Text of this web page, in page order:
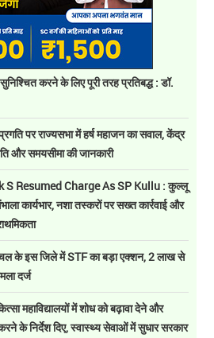
सुनिश्चित करने के लिए पूरी तरह प्रतिबद्ध : डॉ.
पर राज्यसभा में हर्ष महाजन का सवाल, केंद्र
और समयसीमा की जानकारी
Resumed Charge As SP Kullu : कुल्लू
कार्यभार, नशा तस्करों पर सख्त कार्रवाई और
के इस जिले में STF का बड़ा एक्शन, 2 लाख से
दर्ज
महाविद्यालयों में शोध को बढ़ावा देने और
के निर्देश दिए, स्वास्थ्य सेवाओं में सुधार सरकार